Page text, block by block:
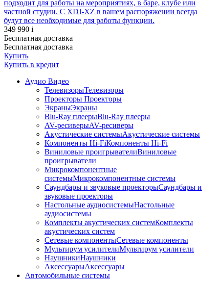
подходит для работы на мероприятиях, в баре, клубе или
частной студии. C XDJ-XZ в вашем распоряжении всегда
будут все необходимые для работы функции.
349 990 i
Бесплатная доставка
Бесплатная доставка
Купить
Купить в кредит
Аудио Видео
ТелевизорыТелевизоры
Проекторы Проекторы
ЭкраныЭкраны
Blu-Ray плеерыBlu-Ray плееры
AV-ресиверыAV-ресиверы
Акустические системыАкустические системы
Компоненты Hi-FiКомпоненты Hi-Fi
Виниловые проигрывателиВиниловые
проигрыватели
Микрокомпонентные
системыМикрокомпонентные системы
Саундбары и звуковые проекторыСаундбары и
звуковые проекторы
Настольные аудиосистемыНастольные
аудиосистемы
Комплекты акустических системКомплекты
акустических систем
Сетевые компонентыСетевые компоненты
Мультирум усилителиМультирум усилители
НаушникиНаушники
АксессуарыАксессуары
Автомобильные системы